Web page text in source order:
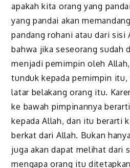
apakah kita orang yang
yang pandai akan
pandang rohani atau dari sisi
bahwa jika seseorang sudah
menjadi pemimpin oleh
tunduk kepada pemimpin itu,
latar belakang orang itu.
ke bawah pimpinannya
kepada Allah, dan itu berarti
berkat dari Allah. Bukan
juga akan dapat melihat dari
mengapa orang itu